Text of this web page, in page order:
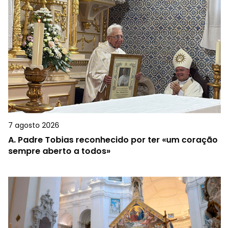
7 agosto 2026
A. Padre Tobias reconhecido por ter «um coração
sempre aberto a todos»